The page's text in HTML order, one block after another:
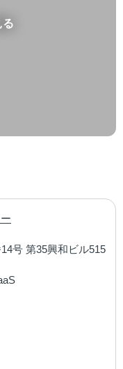
号 第35興和ビル515